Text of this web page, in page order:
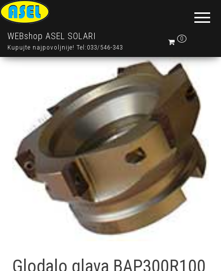
WEBshop ASEL SOLARI
Kupujte najpovoljnije! Tel:033/546-343
0
Glodalo glava BAP300R100